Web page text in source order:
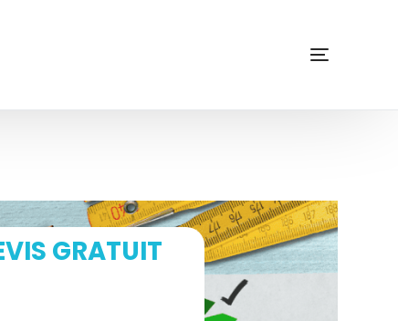
GRATUIT